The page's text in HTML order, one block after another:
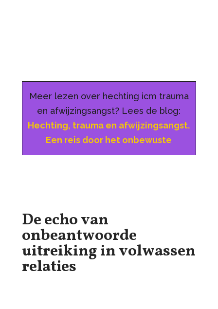
Meer lezen over hechting icm trauma
en afwijzingsangst? Lees de blog:
Hechting, trauma en afwijzingsangst.
Een reis door het onbewuste
De echo van
onbeantwoorde
uitreiking in volwassen
relaties